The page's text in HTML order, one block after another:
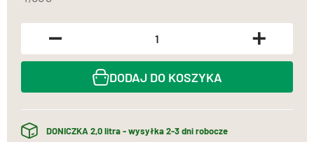
DODAJ DO KOSZYKA
DONICZKA 2,0 litra - wysyłka 2-3 dni robocze